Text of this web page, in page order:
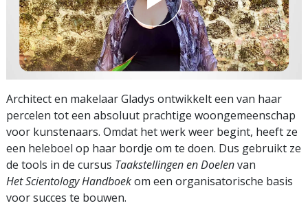
Architect en makelaar Gladys ontwikkelt een van haar
percelen tot een absoluut prachtige woongemeenschap
voor kunstenaars. Omdat het werk weer begint, heeft ze
een heleboel op haar bordje om te doen. Dus gebruikt ze
de tools in de cursus Taakstellingen en Doelenvan
Het Scientology Handboekom een organisatorische basis
voor succes te bouwen.